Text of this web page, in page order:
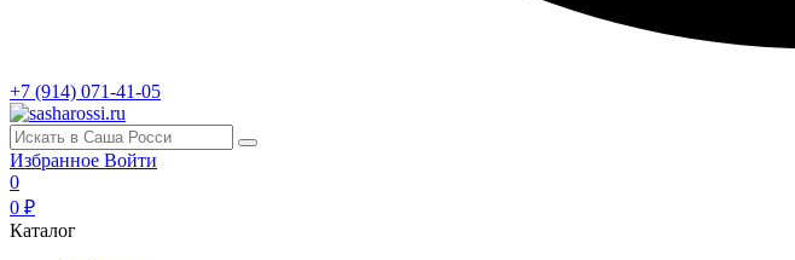
+7 (914) 071-41-05
Избранное Войти
0
0 ₽
Каталог